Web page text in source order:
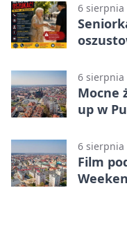
6 sierpnia
6 sierpnia
Mocne
up w
6 sierpnia
Film